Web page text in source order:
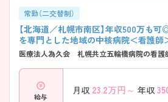
常勤（二交替制）
【北海道／札幌市南区】年収500万も
を専門とした地域の中核病院＜看護師
医療法人為久会 札幌共立五輪橋病院の看護
給与
月収 23.2万円～ 年収